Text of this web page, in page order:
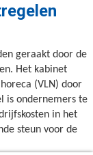
geraakt door de
Het kabinet
(VLN) door
is ondernemers te
in het
steun voor de